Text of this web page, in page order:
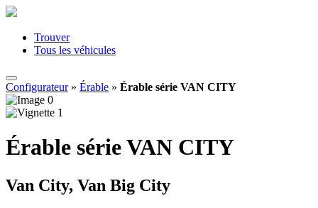
Trouver
Tous les véhicules
Configurateur» Érable » Érable série VAN CITY
Érable série VAN CITY
Van City, Van Big City